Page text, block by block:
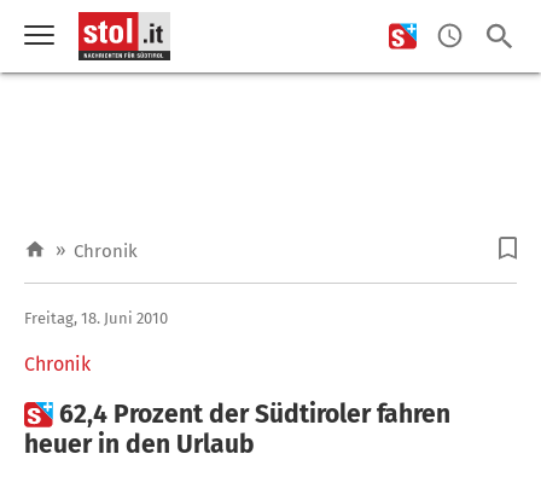
» Chronik
Chronik
Freitag, 18. Juni 2010
62,4 Prozent der Südtiroler fahren
heuer in den Urlaub